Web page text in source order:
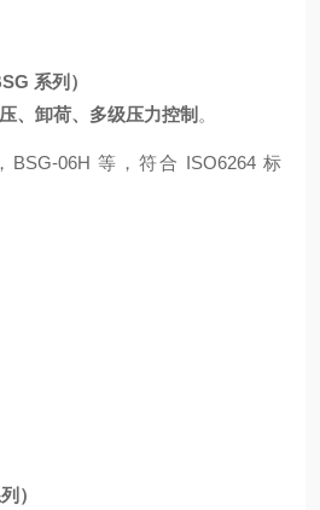
系列）
、卸荷、多级压力控制 。
BSG-06H 等，符合 ISO6264 标
）